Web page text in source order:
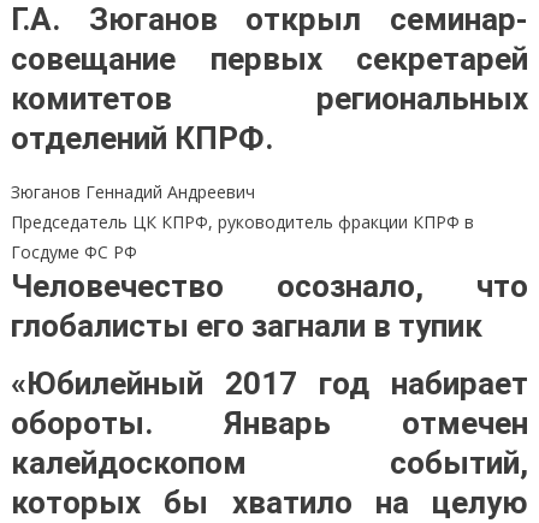
Г.А. Зюганов открыл семинар-
совещание первых секретарей
комитетов региональных
отделений КПРФ.
Зюганов Геннадий Андреевич
Председатель ЦК КПРФ, руководитель фракции КПРФ в
Госдуме ФС РФ
Человечество осознало, что
глобалисты его загнали в тупик
«Юбилейный 2017 год набирает
обороты. Январь отмечен
калейдоскопом событий,
которых бы хватило на целую